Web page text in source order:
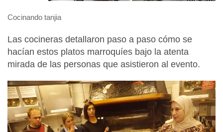
Cocinando tanjia
Las cocineras detallaron paso a paso cómo se
hacían estos platos marroquíes bajo la atenta
mirada de las personas que asistieron al evento.